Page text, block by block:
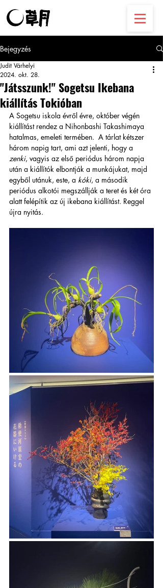
Bejegyzés
"Játsszunk!" Sogetsu Ikebana
kiállítás Tokióban
Judit Várhelyi
2024. okt. 28.
A Sogetsu iskola évről évre, október végén
kiállítást rendez a Nihonbashi Takashimaya
hatalmas, emeleti termében.  A tárlat kétszer
három napig tart, ami azt jelenti, hogy a
zenki, vagyis az első periódus három napja
után a kiállítók elbontják a munkájukat, majd
egyből utánuk, este, a kóki, a második
periódus alkotói megszállják a teret és két óra
alatt felépítik az új ikebana kiállítást. Reggel
újra nyitás.